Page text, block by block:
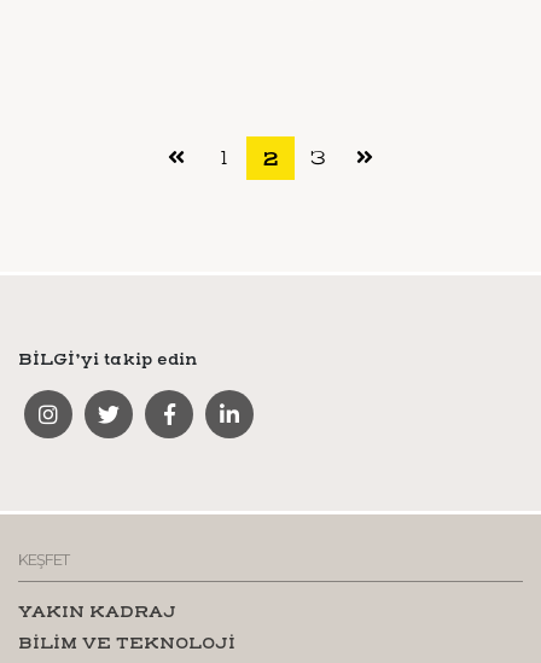
1 2 (current)
3
BİLGİ’yi takip edin
KEŞFET
YAKIN KADRAJ
BİLİM VE TEKNOLOJİ